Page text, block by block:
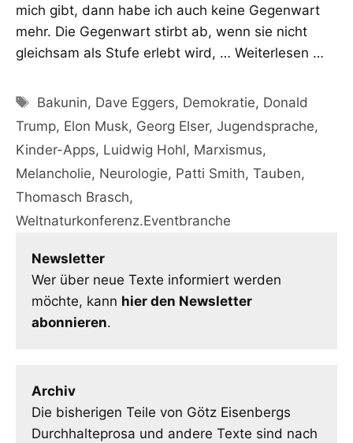
mich gibt, dann habe ich auch keine Gegenwart
mehr. Die Gegenwart stirbt ab, wenn sie nicht
gleichsam als Stufe erlebt wird, … Weiterlesen …
Schlagwörter
Bakunin, Dave Eggers, Demokratie, Donald
Trump, Elon Musk, Georg Elser, Jugendsprache,
Kinder-Apps, Luidwig Hohl, Marxismus,
Melancholie, Neurologie, Patti Smith, Tauben,
Thomasch Brasch,
Weltnaturkonferenz.Eventbranche
Newsletter
Wer über neue Texte informiert werden
möchte, kann hier den Newsletter
abonnieren.
Archiv
Die bisherigen Teile von Götz Eisenbergs
Durchhalteprosa und andere Texte sind nach